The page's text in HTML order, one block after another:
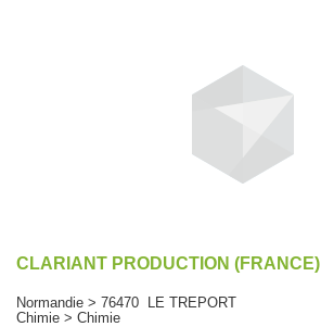
CLARIANT PRODUCTION (FRANCE)
Normandie > 76470 LE TREPORT
Chimie > Chimie